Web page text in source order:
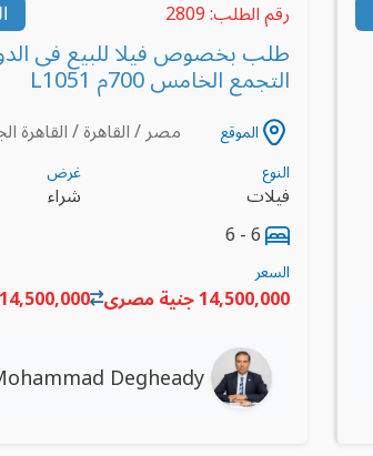
رقم الطلب: 2809
طلب بخصوص فيلا للبيع فى
التجمع الخامس 700م L1051
الموقع مصر / القاهرة / القاهرة
النوع
فيلات
غرض
شراء
السعر
14,500,000 جنية مصرى 14,500,000 جنية مصرى
Degheady